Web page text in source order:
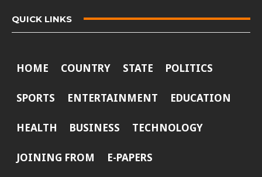
QUICK LINKS
HOME COUNTRY STATE POLITICS
SPORTS ENTERTAINMENT EDUCATION
HEALTH BUSINESS TECHNOLOGY
JOINING FROM E-PAPERS